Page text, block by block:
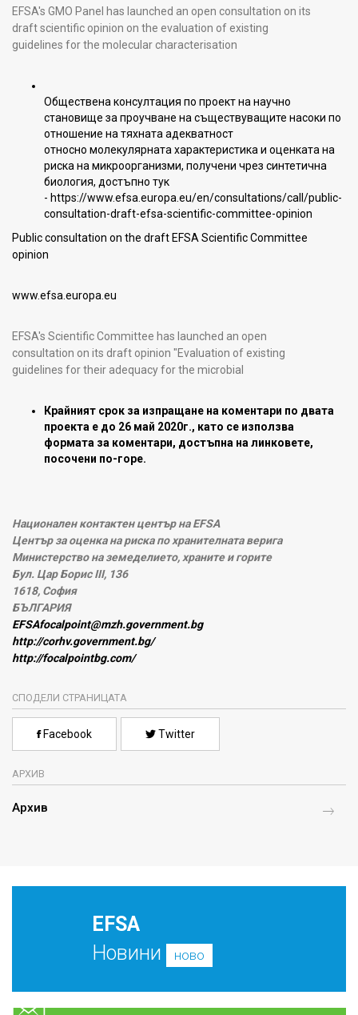
EFSA's GMO Panel has launched an open consultation on its
draft scientific opinion on the evaluation of existing
guidelines for the molecular characterisation
Обществена консултация по проект на научно
становище за проучване на съществуващите насоки по
отношение на тяхната адекватност
относно молекулярната характеристика и оценката на
риска на микроорганизми, получени чрез синтетична
биология, достъпно тук
- https://www.efsa.europa.eu/en/consultations/call/public-
consultation-draft-efsa-scientific-committee-opinion
Public consultation on the draft EFSA Scientific Committee
opinion
www.efsa.europa.eu
EFSA's Scientific Committee has launched an open
consultation on its draft opinion "Evaluation of existing
guidelines for their adequacy for the microbial
Крайният срок за изпращане на коментари по двата
проекта е до 26 май 2020г., като се използва
формата за коментари, достъпна на линковете,
посочени по-горе.
Национален контактен център на EFSA
Център за оценка на риска по хранителната верига
Министерство на земеделието, храните и горите
Бул. Цар Борис III, 136
1618, София
БЪЛГАРИЯ
EFSAfocalpoint@mzh.government.bg
http://corhv.government.bg/
http://focalpointbg.com/
СПОДЕЛИ СТРАНИЦАТА
Facebook Twitter
АРХИВ
Архив
EFSA
Новини
ново